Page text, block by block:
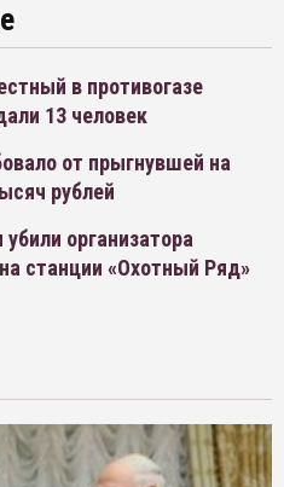
в противогазе
13 человек
от прыгнувшей на
рублей
организатора
станции «Охотный Ряд»